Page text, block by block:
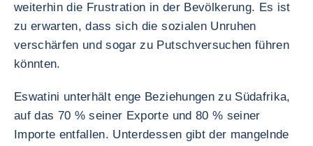
weiterhin die Frustration in der Bevölkerung. Es ist
zu erwarten, dass sich die sozialen Unruhen
verschärfen und sogar zu Putschversuchen führen
könnten.
Eswatini unterhält enge Beziehungen zu Südafrika,
auf das 70 % seiner Exporte und 80 % seiner
Importe entfallen. Unterdessen gibt der mangelnde